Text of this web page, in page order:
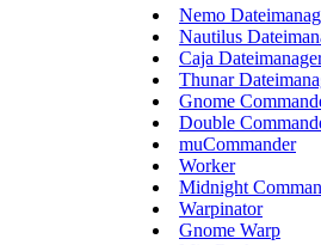
Nemo
Nautilus
Caja
Thunar
Gnome
Double
muCommander
Worker
Midnight
Warpinator
Gnome Warp